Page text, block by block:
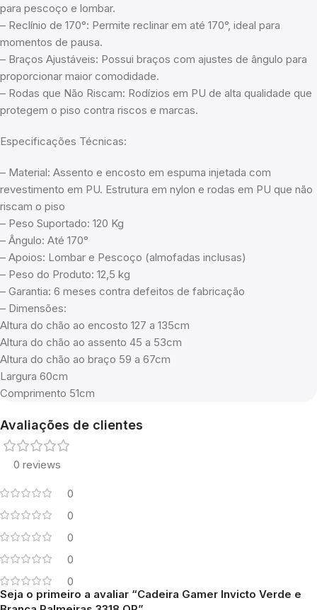
para pescoço e lombar.
– Reclínio de 170°: Permite reclinar em até 170°, ideal para
momentos de pausa.
– Braços Ajustáveis: Possui braços com ajustes de ângulo para
proporcionar maior comodidade.
– Rodas que Não Riscam: Rodízios em PU de alta qualidade que
protegem o piso contra riscos e marcas.
Especificações Técnicas:
– Material: Assento e encosto em espuma injetada com
revestimento em PU. Estrutura em nylon e rodas em PU que não
riscam o piso
– Peso Suportado: 120 Kg
– Ângulo: Até 170°
– Apoios: Lombar e Pescoço (almofadas inclusas)
– Peso do Produto: 12,5 kg
– Garantia: 6 meses contra defeitos de fabricação
– Dimensões:
Altura do chão ao encosto 127 a 135cm
Altura do chão ao assento 45 a 53cm
Altura do chão ao braço 59 a 67cm
Largura 60cm
Comprimento 51cm
Avaliações de clientes
0 reviews
0
0
0
0
0
Seja o primeiro a avaliar “Cadeira Gamer Invicto Verde e